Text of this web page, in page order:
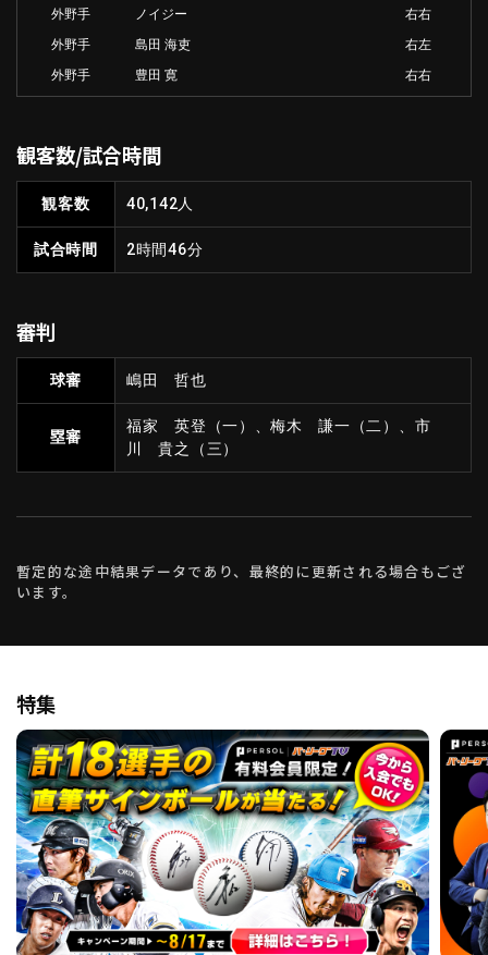
外野手
ノイジー
右右
外野手
島田 海吏
右左
外野手
豊田 寛 右右
観客数/試合時間
観客数 40,142人
試合時間 2時間46分
審判
球審 嶋田 哲也
塁審
福家 英登（一）、梅木 謙一（二）、市
川 貴之（三）
暫定的な途中結果データであり、最終的に更新される場合もござ
います。
特集